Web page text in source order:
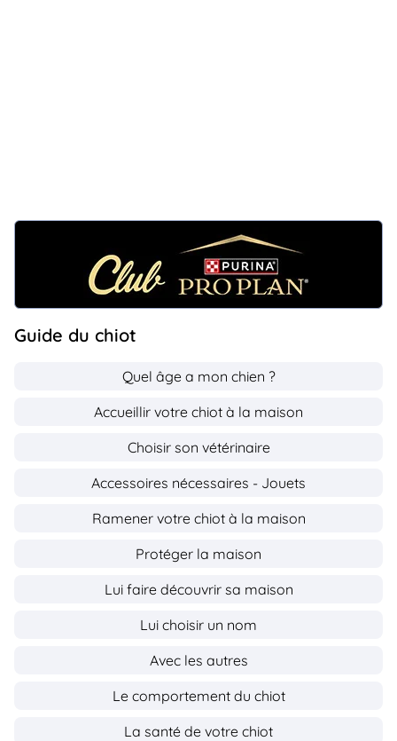
Guide du chiot
Quel âge a mon chien ?
Accueillir votre chiot à la maison
Choisir son vétérinaire
Accessoires nécessaires - Jouets
Ramener votre chiot à la maison
Protéger la maison
Lui faire découvrir sa maison
Lui choisir un nom
Avec les autres
Le comportement du chiot
La santé de votre chiot